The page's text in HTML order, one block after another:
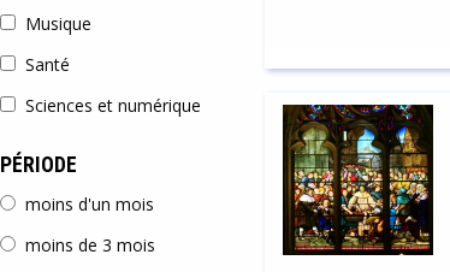
Musique
Santé
Sciences et numérique
PÉRIODE
moins d'un mois
moins de 3 mois